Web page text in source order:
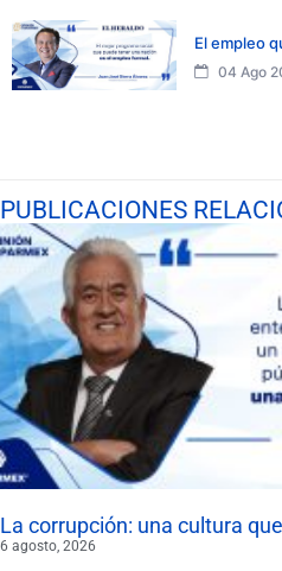
El empleo
04 Ago
PUBLICACIONES
La corrupción: una cultura
6 agosto, 2026